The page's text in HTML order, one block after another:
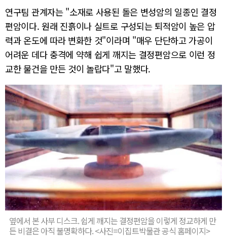
연구팀 관계자는 "소재로 사용된 돌은 변성암의 일종인 결정
편암이다. 원래 진흙이나 실트로 구성되는 퇴적암이 높은 압
력과 온도에 따라 변화한 것"이라며 "매우 단단하고 가공이
어려운 데다 충격에 약해 쉽게 깨지는 결정편암으로 이런 정
교한 물건을 만든 것이 놀랍다"고 말했다.
옆에서 본 사부 디스크. 쉽게 깨지는 결정편암을 이렇게 정교하게 만
든 비결은 아직 불명확하다. <사진=이집트박물관 공식 홈페이지>